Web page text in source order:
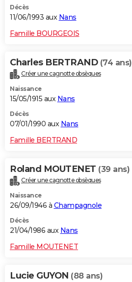
Décès
11/06/1993 aux Nans
Famille BOURGEOIS
Charles BERTRAND (74 ans)
Créer une cagnotte obsèques
Naissance
15/05/1915 aux Nans
Décès
07/01/1990 aux Nans
Famille BERTRAND
Roland MOUTENET (39 ans)
Créer une cagnotte obsèques
Naissance
26/09/1946 à Champagnole
Décès
21/04/1986 aux Nans
Famille MOUTENET
Lucie GUYON (88 ans)